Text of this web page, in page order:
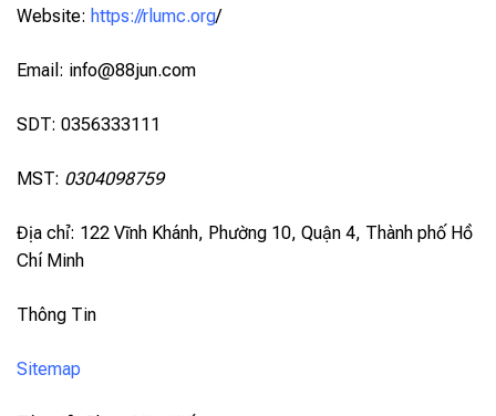
Website: https://rlumc.org/
Email: info@88jun.com
SDT: 0356333111
MST: 0304098759
Địa chỉ: 122 Vĩnh Khánh, Phường 10, Quận 4, Thành phố Hồ
Chí Minh
Thông Tin
Sitemap